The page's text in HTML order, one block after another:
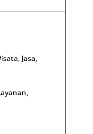
Jasa,